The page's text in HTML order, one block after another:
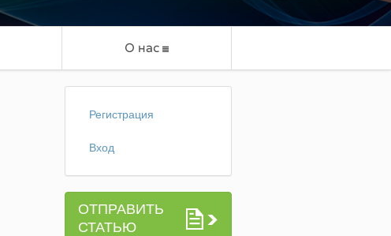
О нас
Регистрация
Вход
ОТПРАВИТЬ
СТАТЬЮ